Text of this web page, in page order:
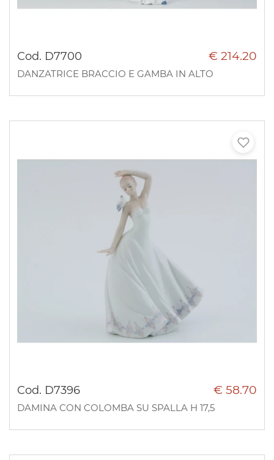
Cod. D7700 € 214.20
DANZATRICE BRACCIO E GAMBA IN ALTO
Cod. D7396 € 58.70
DAMINA CON COLOMBA SU SPALLA H 17,5